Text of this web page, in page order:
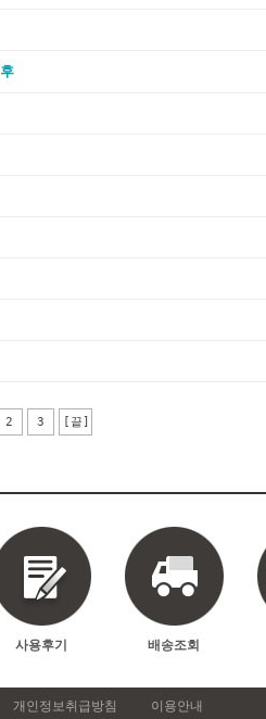
2 3 [끝]
사용후기 배송조회
개인정보취급방침 이용안내